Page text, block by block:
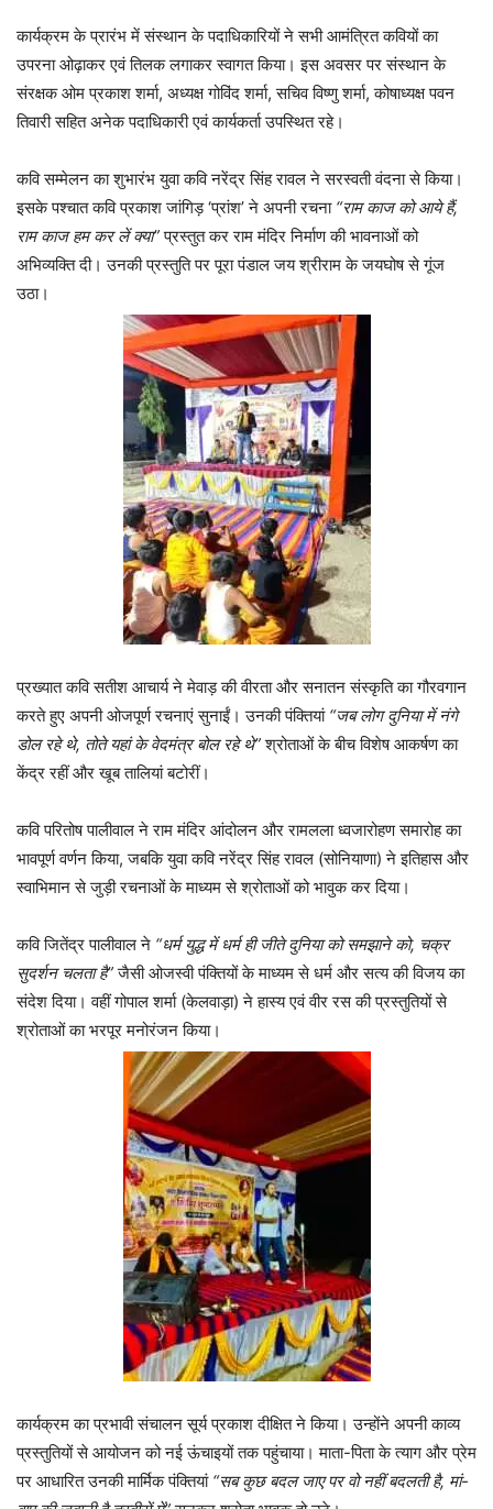
कार्यक्रम के प्रारंभ में संस्थान के पदाधिकारियों ने सभी आमंत्रित कवियों का
उपरना ओढ़ाकर एवं तिलक लगाकर स्वागत किया। इस अवसर पर संस्थान के
संरक्षक ओम प्रकाश शर्मा, अध्यक्ष गोविंद शर्मा, सचिव विष्णु शर्मा, कोषाध्यक्ष पवन
तिवारी सहित अनेक पदाधिकारी एवं कार्यकर्ता उपस्थित रहे।
कवि सम्मेलन का शुभारंभ युवा कवि नरेंद्र सिंह रावल ने सरस्वती वंदना से किया।
इसके पश्चात कवि प्रकाश जांगिड़ ‘प्रांश’ ने अपनी रचना “राम काज को आये हैं,
राम काज हम कर लें क्या”प्रस्तुत कर राम मंदिर निर्माण की भावनाओं को
अभिव्यक्ति दी। उनकी प्रस्तुति पर पूरा पंडाल जय श्रीराम के जयघोष से गूंज
उठा।
प्रख्यात कवि सतीश आचार्य ने मेवाड़ की वीरता और सनातन संस्कृति का गौरवगान
करते हुए अपनी ओजपूर्ण रचनाएं सुनाईं। उनकी पंक्तियां “जब लोग दुनिया में नंगे
डोल रहे थे, तोते यहां के वेदमंत्र बोल रहे थे”श्रोताओं के बीच विशेष आकर्षण का
केंद्र रहीं और खूब तालियां बटोरीं।
कवि परितोष पालीवाल ने राम मंदिर आंदोलन और रामलला ध्वजारोहण समारोह का
भावपूर्ण वर्णन किया, जबकि युवा कवि नरेंद्र सिंह रावल (सोनियाणा) ने इतिहास और
स्वाभिमान से जुड़ी रचनाओं के माध्यम से श्रोताओं को भावुक कर दिया।
कवि जितेंद्र पालीवाल ने “धर्म युद्ध में धर्म ही जीते दुनिया को समझाने को, चक्र
सुदर्शन चलता है”जैसी ओजस्वी पंक्तियों के माध्यम से धर्म और सत्य की विजय का
संदेश दिया। वहीं गोपाल शर्मा (केलवाड़ा) ने हास्य एवं वीर रस की प्रस्तुतियों से
श्रोताओं का भरपूर मनोरंजन किया।
कार्यक्रम का प्रभावी संचालन सूर्य प्रकाश दीक्षित ने किया। उन्होंने अपनी काव्य
प्रस्तुतियों से आयोजन को नई ऊंचाइयों तक पहुंचाया। माता-पिता के त्याग और प्रेम
पर आधारित उनकी मार्मिक पंक्तियां “सब कुछ बदल जाए पर वो नहीं बदलती है, मां-